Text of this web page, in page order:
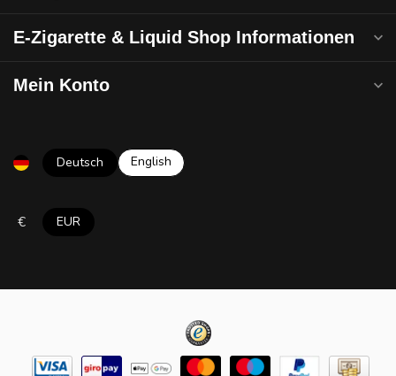
E-Zigarette & Liquid Shop Informationen
Mein Konto
Deutsch English
€ EUR